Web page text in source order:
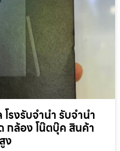
งรับจำนำ รับจำนำ
กล้อง โน๊ตบุ๊ค สินค้า
ง